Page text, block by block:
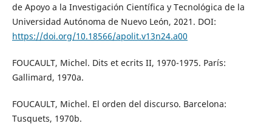
de Apoyo a la Investigación Científica y Tecnológica de la
Universidad Autónoma de Nuevo León, 2021. DOI:
https://doi.org/10.18566/apolit.v13n24.a00
FOUCAULT, Michel. Dits et ecrits II, 1970-1975. París:
Gallimard, 1970a.
FOUCAULT, Michel. El orden del discurso. Barcelona:
Tusquets, 1970b.